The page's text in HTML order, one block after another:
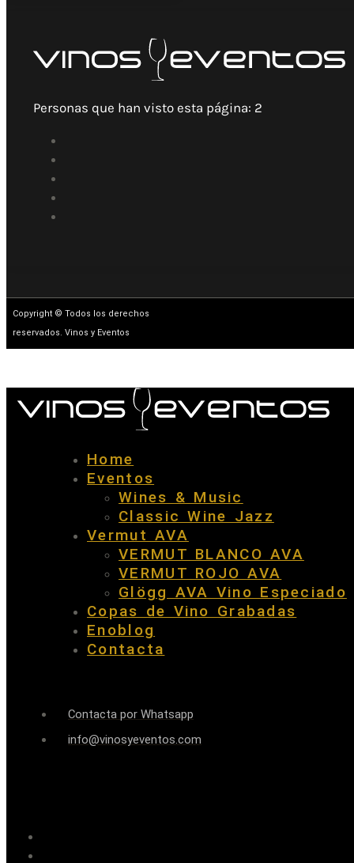
Personas que han visto esta página: 2
Copyright © Todos los derechos
reservados. Vinos y Eventos
Home
Eventos
Wines & Music
Classic Wine Jazz
Vermut AVA
VERMUT BLANCO AVA
VERMUT ROJO AVA
Glögg AVA Vino Especiado
Copas de Vino Grabadas
Enoblog
Contacta
Contacta por Whatsapp
info@vinosyeventos.com